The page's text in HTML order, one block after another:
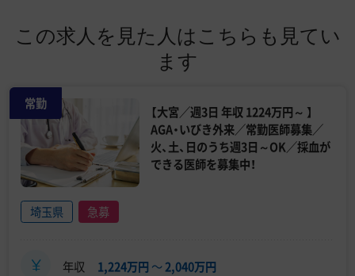
この求人を見た人はこちらも見てい
ます
常勤
【大宮／週3日 年収 1224万円～ 】
AGA・いびき外来／常勤医師募集／
火、土、日のうち週3日～OK／採血が
できる医師を募集中！
埼玉県 急募
年収 1,224万円 〜2,040万円